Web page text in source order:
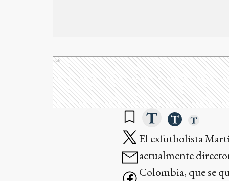
Ads
El exfutbolista
actualmente
Colombia, que se